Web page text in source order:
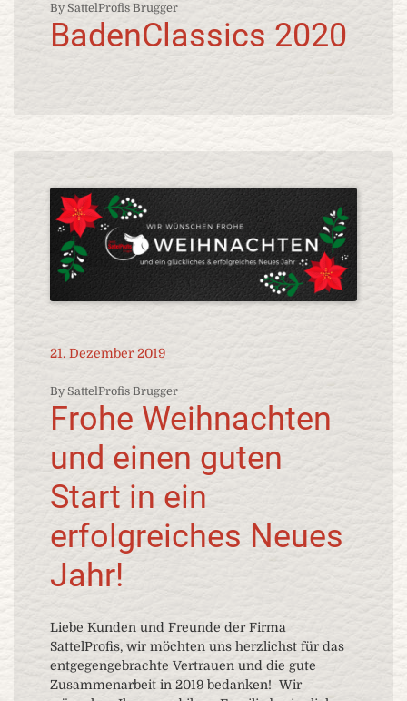
By SattelProfis Brugger
BadenClassics 2020
21. Dezember 2019
By SattelProfis Brugger
Frohe Weihnachten
und einen guten
Start in ein
erfolgreiches Neues
Jahr!
Liebe Kunden und Freunde der Firma
SattelProfis, wir möchten uns herzlichst für das
entgegengebrachte Vertrauen und die gute
Zusammenarbeit in 2019 bedanken! Wir